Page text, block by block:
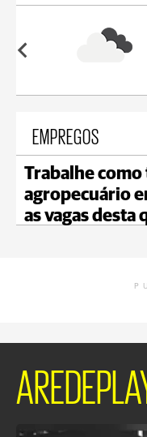
19°C
EMPREGOS
Trabalhe
agropecuário
as vagas desta